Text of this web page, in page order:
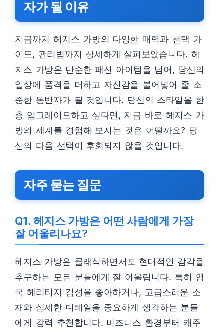
자가 될 이유
지금까지 헤지스 가방의 다양한 매력과 선택 가
이드, 관리법까지 상세하게 살펴보았습니다. 헤
지스 가방은 단순한 패션 아이템을 넘어, 당신의
일상에 품격을 더하고 자신감을 불어넣어 줄 소
중한 동반자가 될 것입니다. 당신의 스타일을 한
층 업그레이드하고 싶다면, 지금 바로 헤지스 가
방의 세계를 경험해 보시는 것은 어떨까요? 당
신의 다음 선택이 후회되지 않을 것입니다.
자주 묻는 질문
Q1. 헤지스 가방은 어떤 사람에게 가장
잘 어울리나요?
헤지스 가방은 클래식하면서도 현대적인 감각을
추구하는 모든 분들에게 잘 어울립니다. 특히 영
국 헤리티지 감성을 좋아하거나, 고급스러운 소
재와 섬세한 디테일을 중요하게 생각하는 분들
에게 강력 추천합니다. 비즈니스 환경부터 캐주